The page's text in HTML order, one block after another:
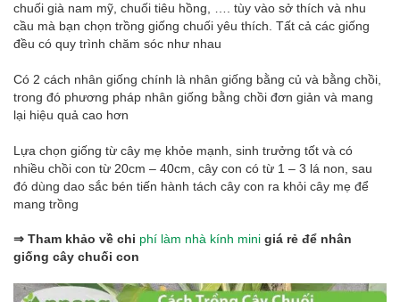
chuối già nam mỹ, chuối tiêu hồng, …. tùy vào sở thích và nhu
cầu mà bạn chọn trồng giống chuối yêu thích. Tất cả các giống
đều có quy trình chăm sóc như nhau
Có 2 cách nhân giống chính là nhân giống bằng củ và bằng chồi,
trong đó phương pháp nhân giống bằng chồi đơn giản và mang
lại hiệu quả cao hơn
Lựa chọn giống từ cây mẹ khỏe mạnh, sinh trưởng tốt và có
nhiều chồi con từ 20cm – 40cm, cây con có từ 1 – 3 lá non, sau
đó dùng dao sắc bén tiến hành tách cây con ra khỏi cây mẹ để
mang trồng
⇒ Tham khảo về chi phí làm nhà kính mini giá rẻ để nhân
giống cây chuối con